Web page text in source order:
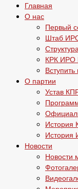
Главная
О нас
Первый
Штаб
КРК ИРО
О партии
Устав
История
Новости
Новости